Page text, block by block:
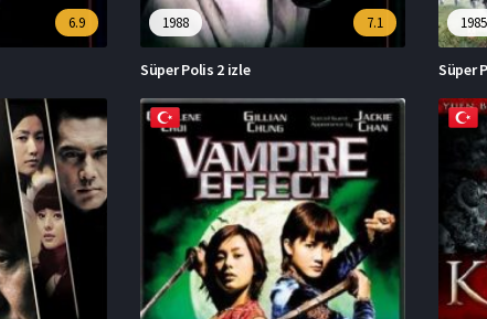
6.9 7.1
1988
Süper Polis 2 izle
1985
Süper